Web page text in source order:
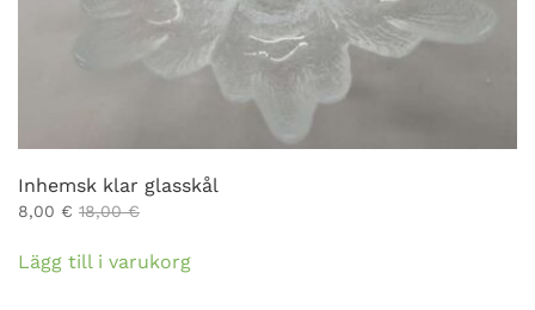
Inhemsk klar glasskål
8,00 € 18,00€
Lägg till i varukorg